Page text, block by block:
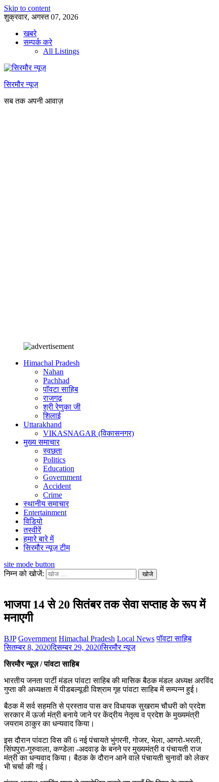
Skip to content
शुक्रवार, अगस्त 07, 2026
खबरे
सम्पर्क करे
All Listings
सिरमौर न्यूज़
सब तक अपनी आवाज़
Himachal Pradesh
Nahan
Pachhad
पॉवटा साहिब
राजगढ़
श्री रेणुका जी
शिलाई
Uttarakhand
VIKASNAGAR (विकासनगर)
मुख्य समाचार
स्वछता
Politics
Education
Government
Accident
Crime
स्थानीय समाचार
Entertainment
विडियो
तस्वीरें
हमारे बारे में
सिरमौर न्यूज़ टीम
site mode button
निम्न को खोजें:
भाजपा 14 से 20 सितंबर तक सेवा सप्ताह के रूप में
मनाएगी
BJP Government Himachal Pradesh Local News पॉवटा साहिब
सितम्बर 8, 2020दिसम्बर 29, 2020सिरमौर न्यूज़
सिरमौर न्यूज़ / पांवटा साहिब
भारतीय जनता पार्टी मंडल पांवटा साहिब की मासिक बैठक मंडल अध्यक्ष अरविंद
गुप्ता की अध्यक्षता में पीडबल्यूडी विश्राम गृह पांवटा साहिब में सम्पन्न हुई।
बैठक में सर्व सहमति से प्रस्ताव पास कर विधायक सुखराम चौधरी को प्रदेश
सरकार में ऊर्जा मंत्री बनाये जाने पर केंद्रीय नेतृत्व व प्रदेश के मुख्यमंत्री
जयराम ठाकुर का धन्यवाद किया।
इस दौरान पांवटा विस की 6 नई पंचायते भुंगरनी, गोजर, भेला, आगरो-भरली,
सिंघपुरा-गुरुवाला, कण्डेला -अदवाड़ के बनने पर मुख्यमंत्री व पंचायती राज
मंत्री का धन्यवाद किया। बैठक के दौरान आने वाले पंचायती चुनावों को लेकर
भी चर्चा की गई।